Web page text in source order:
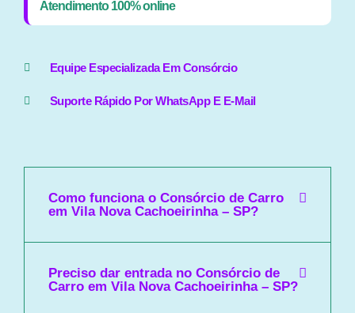
Atendimento 100% online
Equipe Especializada Em Consórcio
Suporte Rápido Por WhatsApp E E-Mail
Como funciona o Consórcio de Carro
em Vila Nova Cachoeirinha – SP?
Preciso dar entrada no Consórcio de
Carro em Vila Nova Cachoeirinha – SP?